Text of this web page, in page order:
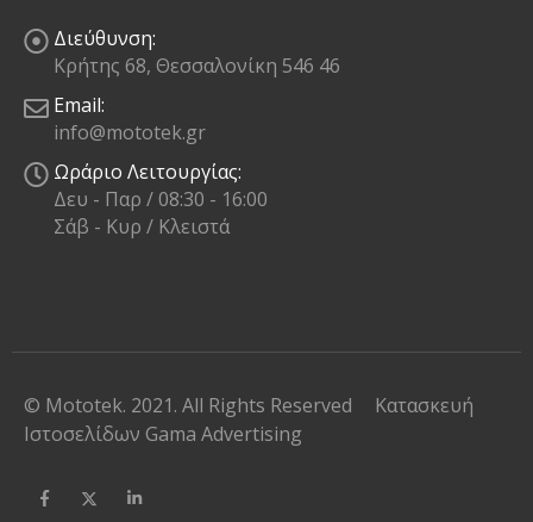
Διεύθυνση:
Κρήτης 68, Θεσσαλονίκη 546 46
Email:
info@mototek.gr
Ωράριο Λειτουργίας:
Δευ - Παρ / 08:30 - 16:00
Σάβ - Κυρ / Κλειστά
© Mototek. 2021. All Rights Reserved
Κατασκευή
Ιστοσελίδων Gama Advertising